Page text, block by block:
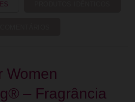
Women
– Fragrância